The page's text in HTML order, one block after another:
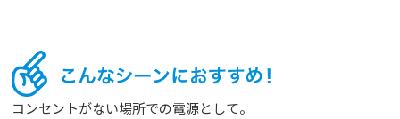
コンセントがない場所での電源として。